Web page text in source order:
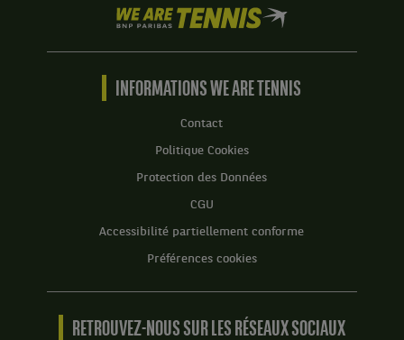
We
are
Tennis
BNP
Accueil
INFORMATIONS WE ARE TENNIS
Contact
Politique Cookies
Protection des Données
CGU
Accessibilité partiellement conforme
Préférences cookies
RETROUVEZ-NOUS SUR LES RÉSEAUX SOCIAUX